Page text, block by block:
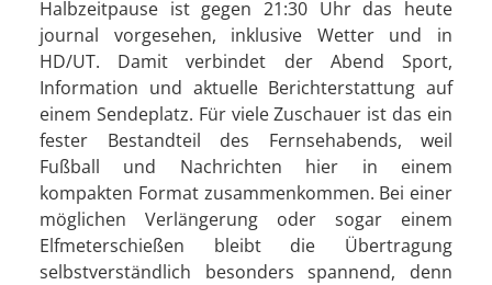
Halbzeitpause ist gegen 21:30 Uhr das heute
journal vorgesehen, inklusive Wetter und in
HD/UT. Damit verbindet der Abend Sport,
Information und aktuelle Berichterstattung auf
einem Sendeplatz. Für viele Zuschauer ist das ein
fester Bestandteil des Fernsehabends, weil
Fußball und Nachrichten hier in einem
kompakten Format zusammenkommen. Bei einer
möglichen Verlängerung oder sogar einem
Elfmeterschießen bleibt die Übertragung
selbstverständlich besonders spannend, denn